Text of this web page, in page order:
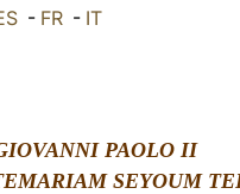
- FR - IT
PAOLO II
SEYOUM